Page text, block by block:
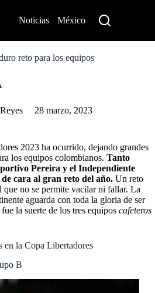
Noticias México
reto para los equipos
28 marzo, 2023
2023 ha ocurrido, dejando grandes
los equipos colombianos. Tanto
Pereira y el Independiente
cara al gran reto del año. Un reto
que no se permite vacilar ni fallar. La
aguarda con toda la gloria de ser
la suerte de los tres equipos cafeteros
en la Copa Libertadores
B